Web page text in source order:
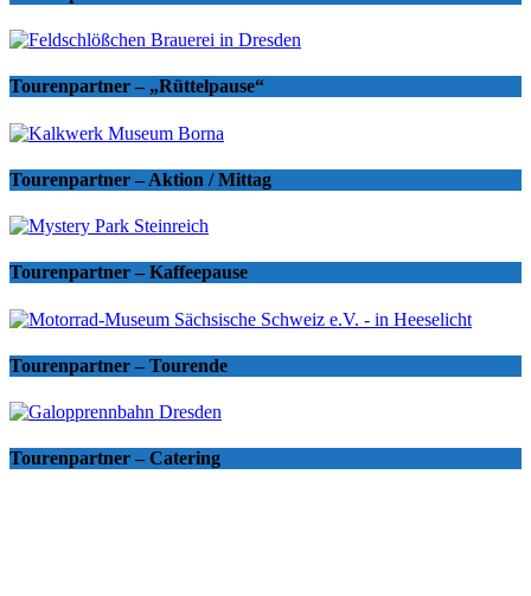
Tourenpartner – „Rüttelpause“
Tourenpartner – Aktion / Mittag
Tourenpartner – Kaffeepause
Tourenpartner – Tourende
Tourenpartner – Catering